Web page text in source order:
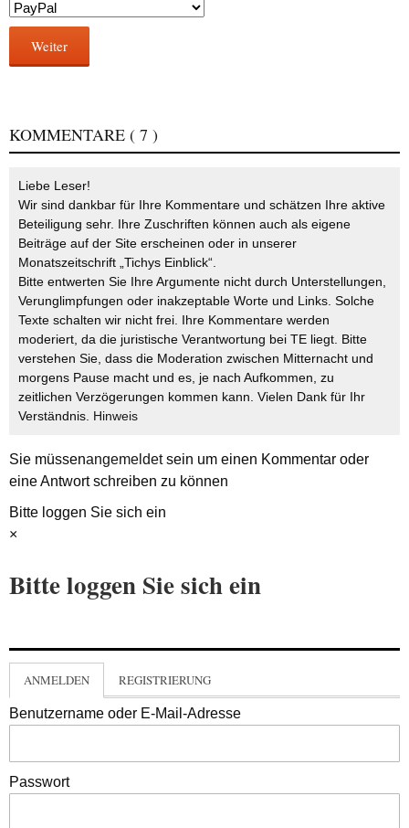
Weiter
KOMMENTARE ( 7 )
Liebe Leser!
Wir sind dankbar für Ihre Kommentare und schätzen Ihre aktive
Beteiligung sehr. Ihre Zuschriften können auch als eigene
Beiträge auf der Site erscheinen oder in unserer
Monatszeitschrift „Tichys Einblick“.
Bitte entwerten Sie Ihre Argumente nicht durch Unterstellungen,
Verunglimpfungen oder inakzeptable Worte und Links. Solche
Texte schalten wir nicht frei. Ihre Kommentare werden
moderiert, da die juristische Verantwortung bei TE liegt. Bitte
verstehen Sie, dass die Moderation zwischen Mitternacht und
morgens Pause macht und es, je nach Aufkommen, zu
zeitlichen Verzögerungen kommen kann. Vielen Dank für Ihr
Verständnis. Hinweis
Sie müssenangemeldetsein um einen Kommentar oder
eine Antwort schreiben zu können
Bitte loggen Sie sich ein
×
Bitte loggen Sie sich ein
ANMELDEN REGISTRIERUNG
Benutzername oder E-Mail-Adresse
Passwort